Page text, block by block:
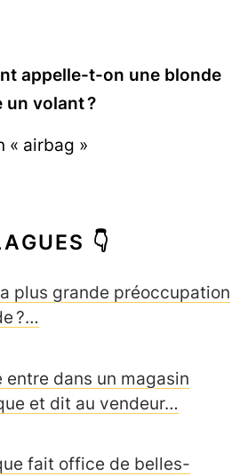
appelle-t-on une blonde
un volant ?
« airbag »
👇
plus grande préoccupation
?…
entre dans un magasin
et dit au vendeur…
fait office de belles-